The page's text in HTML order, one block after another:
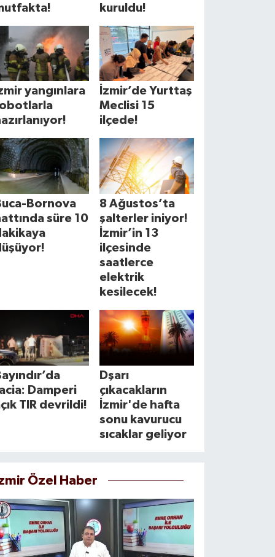
kuruldu!
yangınlara
İzmir’de Yurttaş
Meclisi 15
ilçede!
Bornova
süre 10
8 Ağustos’ta
şalterler iniyor!
İzmir’in 13
ilçesinde
saatlerce
elektrik
kesilecek!
Damperi
TIR devrildi!
Dşarı
çıkacakların
İzmir'de hafta
sonu kavurucu
sıcaklar geliyor
Özel Haber